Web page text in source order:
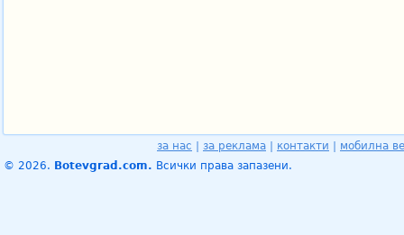
за нас за реклама контакти
мобилна
© 2026. Botevgrad.com. Всички права запазени.